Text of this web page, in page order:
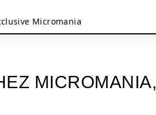
Micromania
MICROMANIA,